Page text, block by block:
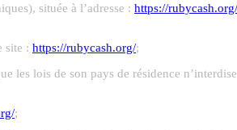
située à l’adresse : https://rubycash.org/
site : https://rubycash.org/;
lois de son pays de résidence
;